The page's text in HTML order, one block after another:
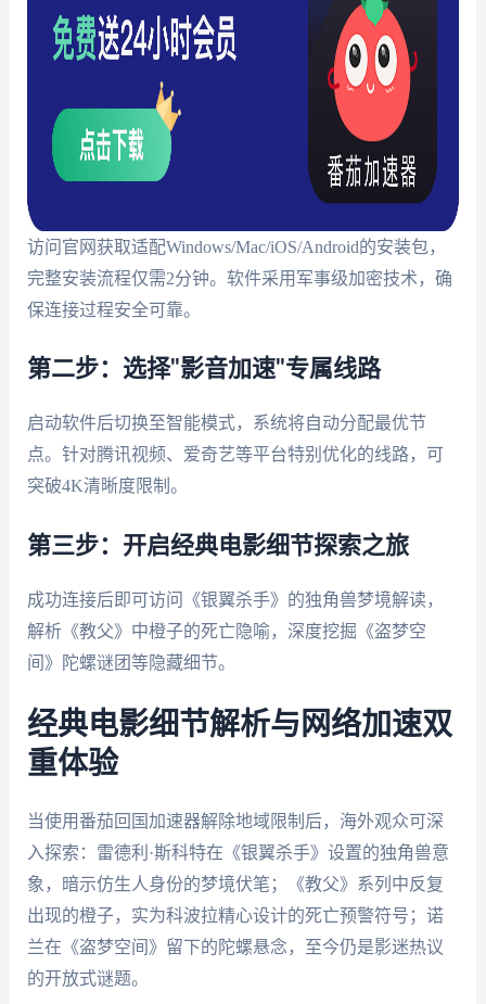
访问官网获取适配Windows/Mac/iOS/Android的安装包，
完整安装流程仅需2分钟。软件采用军事级加密技术，确
保连接过程安全可靠。
第二步：选择"影音加速"专属线路
启动软件后切换至智能模式，系统将自动分配最优节
点。针对腾讯视频、爱奇艺等平台特别优化的线路，可
突破4K清晰度限制。
第三步：开启经典电影细节探索之旅
成功连接后即可访问《银翼杀手》的独角兽梦境解读，
解析《教父》中橙子的死亡隐喻，深度挖掘《盗梦空
间》陀螺谜团等隐藏细节。
经典电影细节解析与网络加速双
重体验
当使用番茄回国加速器解除地域限制后，海外观众可深
入探索：雷德利·斯科特在《银翼杀手》设置的独角兽意
象，暗示仿生人身份的梦境伏笔；《教父》系列中反复
出现的橙子，实为科波拉精心设计的死亡预警符号；诺
兰在《盗梦空间》留下的陀螺悬念，至今仍是影迷热议
的开放式谜题。